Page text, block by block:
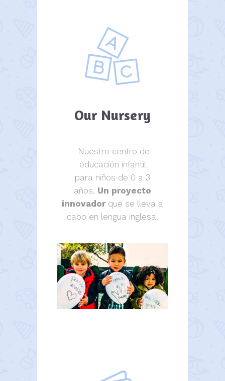
Our Nursery
Nuestro centro de
educación infantil
para niños de 0 a 3
años. Un proyecto
innovador que se lleva a
cabo en lengua inglesa.